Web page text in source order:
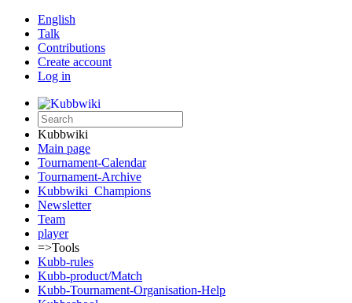
English
Talk
Contributions
Create account
Log in
Kubbwiki
Main page
Tournament-Calendar
Tournament-Archive
Kubbwiki_Champions
Newsletter
Team
player
=>Tools
Kubb-rules
Kubb-product/Match
Kubb-Tournament-Organisation-Help